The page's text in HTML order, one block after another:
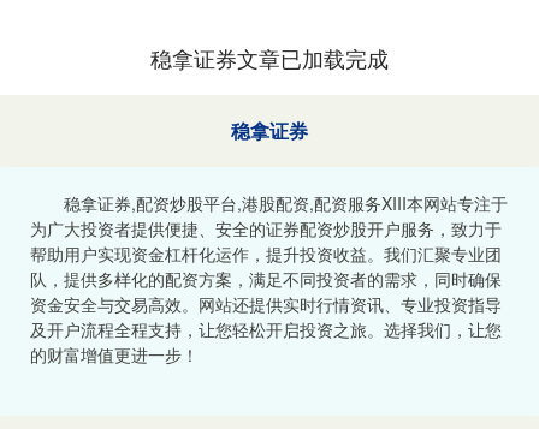
稳拿证券文章已加载完成
稳拿证券
稳拿证券,配资炒股平台,港股配资,配资服务XIII‌本网站专注于
为广大投资者提供便捷、安全的证券配资炒股开户服务，致力于
帮助用户实现资金杠杆化运作，提升投资收益。我们汇聚专业团
队，提供多样化的配资方案，满足不同投资者的需求，同时确保
资金安全与交易高效。网站还提供实时行情资讯、专业投资指导
及开户流程全程支持，让您轻松开启投资之旅。选择我们，让您
的财富增值更进一步！